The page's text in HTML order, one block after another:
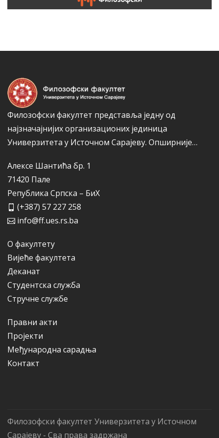
ТЕРМИНИ ИСПИТА
Филозофски факултет представља једну од
најзначајнијих организационих јединица
Универзитета у Источном Сарајеву. Опширније…
Алексе Шантића бр. 1
71420 Пале
Република Српска – БиХ
(+387) 57 227 258
info@ff.ues.rs.ba
О факултету
Вијеће факултета
Деканат
Студентска служба
Стручне службе
Правни акти
Пројекти
Међународна сарадња
Контакт
Филозофски факултет Универзитета у Источном
Сарајеву - Сва права задржана